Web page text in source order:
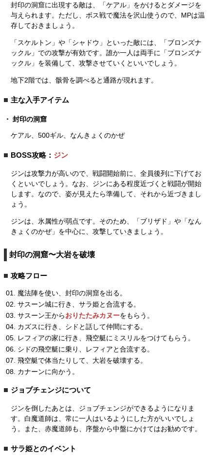
封印の洞窟に出現する敵は、「ケアル」をかけるとダメージを
与えられます。ただし、ボス戦で魔法を沢山使うので、MPは温
存しておきましょう。
「スケルトン」や「シャドウ」といった敵には、「ブロンズナ
ックル」での攻撃が有効です。誰か一人は両手に「ブロンズナ
ックル」を装備して、攻撃させていくといいでしょう。
地下2階では、骸骨を調べると通路が現れます。
主な入手アイテム
封印の洞窟
ケアル、500ギル、なんきょくのかぜ
BOSS攻略： ジン
ジンは攻撃力が高いので、戦闘開始前に、全員後列に下げてお
くといいでしょう。なお、ジンにある程度近づくと戦闘が開始
します。なので、姿が見えたら準備して、それから近づきまし
ょう。
ジンは、氷属性が弱点です。そのため、「ブリザド」や「なん
きょくのかぜ」を中心に、攻撃していきましょう。
封印の洞窟〜大岩を破壊
攻略フロー
魔法陣を使い、封印の洞窟を出る。
サスーン城に行き、サラ姫と合流する。
サスーン王からおりたたみカヌーをもらう。
カズスに行き、シドと話して仲間にする。
レフィアの家に行き、飛空艇にミスリルをつけてもらう。
シドの飛空艇に乗り、レフィアと合流する。
飛空艇で体当たりして、大岩を破壊する。
カナーンに向かう。
ジョブチェンジについて
ジンを倒したあとは、ジョブチェンジができるようになりま
す。白魔道師は、常に一人はいるようにした方がいいでしょ
う。また、赤魔道師も、序盤から中盤にかけてはお勧めです。
サラ姫とのイベント